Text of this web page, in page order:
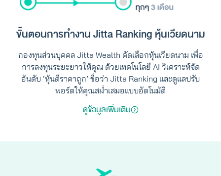
ขั้นตอนการทำงาน Jitta Ranking หุ้นเวียดนาม
กองทุนส่วนบุคคล Jitta Wealth คัดเลือกหุ้นเวียดนาม เพื่อ
การลงทุนระยะยาวให้คุณ ด้วยเทคโนโลยี AI วิเคราะห์จัด
อันดับ ‘หุ้นดีราคาถูก’ ชื่อว่า Jitta Ranking และดูแลปรับ
พอร์ตให้คุณสม่ำเสมอแบบอัตโนมัติ
ดูข้อมูลเพิ่มเติม